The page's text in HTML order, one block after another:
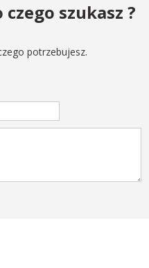
szukasz ?
potrzebujesz.